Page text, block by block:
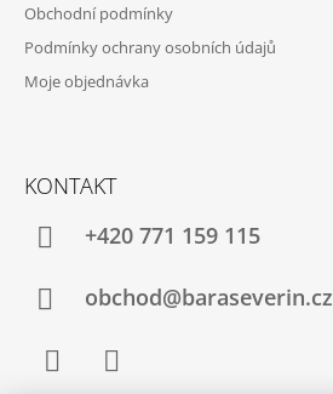
Obchodní podmínky
Podmínky ochrany osobních údajů
Moje objednávka
KONTAKT
+420 771 159 115
obchod@baraseverin.cz